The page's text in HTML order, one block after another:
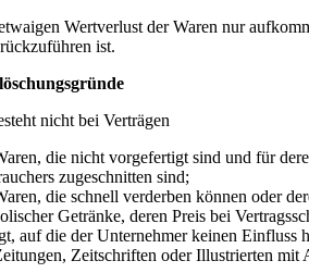
Wertverlust der Waren nur
ist.
nicht bei Verträgen
die nicht vorgefertigt sind und für
zugeschnitten sind;
die schnell verderben können oder
Getränke, deren Preis bei
auf die der Unternehmer keinen Einfluss
Zeitschriften oder Illustrierten mit